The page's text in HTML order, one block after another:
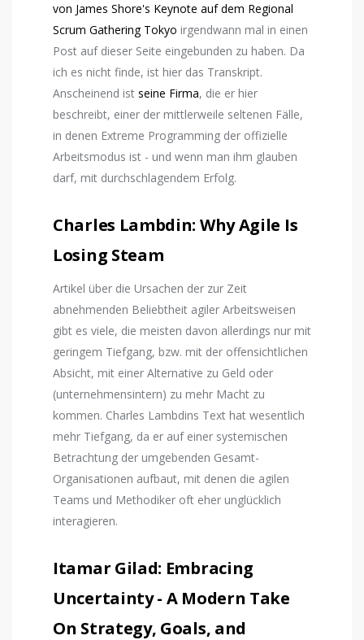
von James Shore's Keynote auf dem Regional
Scrum Gathering Tokyo irgendwann mal in einen
Post auf dieser Seite eingebunden zu haben. Da
ich es nicht finde, ist hier das Transkript.
Anscheinend ist seine Firma, die er hier
beschreibt, einer der mittlerweile seltenen Fälle,
in denen Extreme Programming der offizielle
Arbeitsmodus ist - und wenn man ihm glauben
darf, mit durchschlagendem Erfolg.
Charles Lambdin: Why Agile Is
Losing Steam
Artikel über die Ursachen der zur Zeit
abnehmenden Beliebtheit agiler Arbeitsweisen
gibt es viele, die meisten davon allerdings nur mit
geringem Tiefgang, bzw. mit der offensichtlichen
Absicht, mit einer Alternative zu Geld oder
(unternehmensintern) zu mehr Macht zu
kommen. Charles Lambdins Text hat wesentlich
mehr Tiefgang, da er auf einer systemischen
Betrachtung der umgebenden Gesamt-
Organisationen aufbaut, mit denen die agilen
Teams und Methodiker oft eher unglücklich
interagieren.
Itamar Gilad: Embracing
Uncertainty - A Modern Take
On Strategy, Goals, and